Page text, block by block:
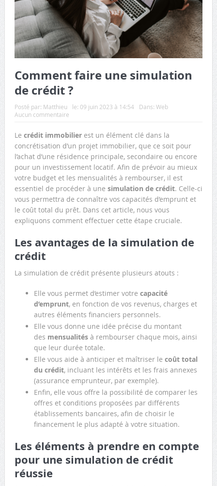
Comment faire une simulation
de crédit ?
Posté par: Matthieu le: 09 juin 2023 à 14:54 Dans: Web
Aucun commentaire
Le crédit immobilierest un élément clé dans la
concrétisation d’un projet immobilier, que ce soit pour
l’achat d’une résidence principale, secondaire ou encore
pour un investissement locatif. Afin de prévoir au mieux
votre budget et les mensualités à rembourser, il est
essentiel de procéder à une simulation de crédit. Celle-ci
vous permettra de connaître vos capacités d’emprunt et
le coût total du prêt. Dans cet article, nous vous
expliquons comment effectuer cette étape cruciale.
Les avantages de la simulation de
crédit
La simulation de crédit présente plusieurs atouts :
Elle vous permet d’estimer votre capacité
d’emprunt, en fonction de vos revenus, charges et
autres éléments financiers personnels.
Elle vous donne une idée précise du montant
des mensualitésà rembourser chaque mois, ainsi
que leur durée totale.
Elle vous aide à anticiper et maîtriser le coût total
du crédit, incluant les intérêts et les frais annexes
(assurance emprunteur, par exemple).
Enfin, elle vous offre la possibilité de comparer les
offres et conditions proposées par différents
établissements bancaires, afin de choisir le
financement le plus adapté à votre situation.
Les éléments à prendre en compte
pour une simulation de crédit
réussie